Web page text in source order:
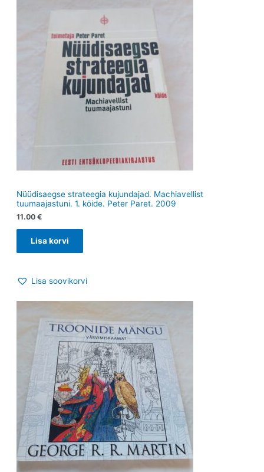
Nüüdisaegse strateegia kujundajad. Machiavellist
tuumaajastuni. 1. köide. Peter Paret. 2009
11.00 €
Lisa korvi
Lisa soovikorvi